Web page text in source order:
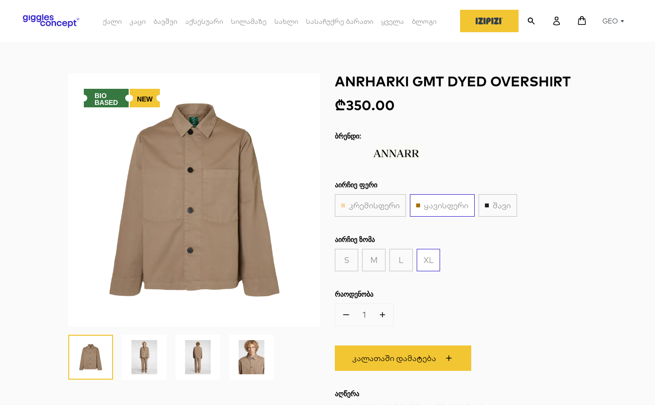
ქალი კაცი ბავშვი აქსესუარი სილამაზე სახლი სასაჩუქრე ბარათი ყველა ბლოგი GEO
NEW
BIO
BASED
ANRHARKI GMT DYED OVERSHIRT
₾350.00
ᲑᲠᲔᲜᲓᲘ:
ᲐᲘᲠᲩᲘᲔ ᲤᲔᲠᲘ
კრემისფერი ყავისფერი შავი
ᲐᲘᲠᲩᲘᲔ ᲖᲝᲛᲐ
S M L XL
ᲠᲐᲝᲓᲔᲜᲝᲑᲐ
1
Კალათაში Დამატება
ᲐᲦᲬᲔᲠᲐ